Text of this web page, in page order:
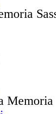
Memoria